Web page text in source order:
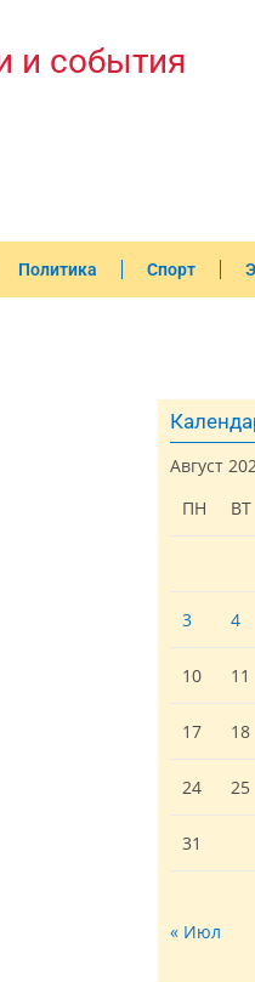
и события
Политика Спорт
Август
ПН
ВТ
3 4
10 11
17 18
24 25
31
« Июл